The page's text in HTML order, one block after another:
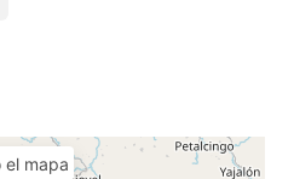
el mapa